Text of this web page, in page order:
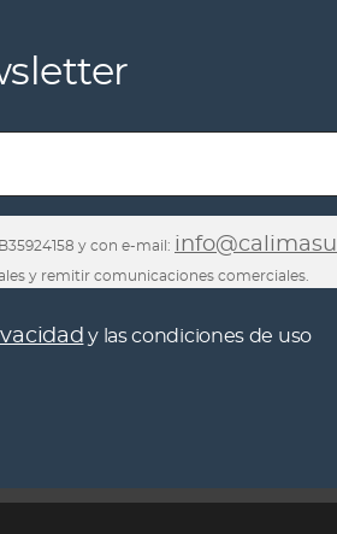
y con e-mail:
y remitir comunicaciones comerciales.
y formular una reclamación ante la
y las condiciones de uso